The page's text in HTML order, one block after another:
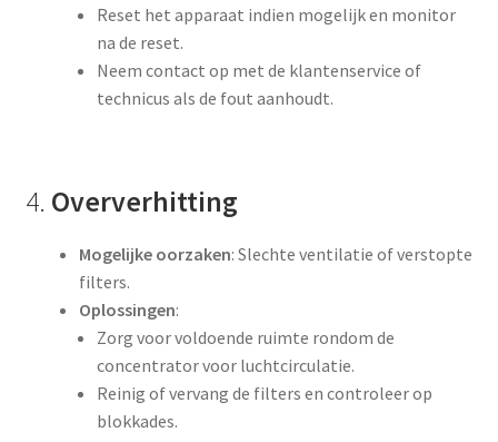
Reset het apparaat indien mogelijk en monitor
na de reset.
Neem contact op met de klantenservice of
technicus als de fout aanhoudt.
4. Oververhitting
Mogelijke oorzaken: Slechte ventilatie of verstopte
filters.
Oplossingen:
Zorg voor voldoende ruimte rondom de
concentrator voor luchtcirculatie.
Reinig of vervang de filters en controleer op
blokkades.